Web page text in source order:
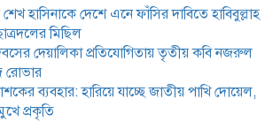
জাতীয় পাখি দোয়েল, নীরব বিপদের মুখে
প্রকৃতি
বাংলা, ইংরেজি ও গণিতে কোনো শিক্ষার্থী যেন
পিছিয়ে না থাকে: শিক্ষকদের দায়িত্বশীল
ভূমিকার নির্দেশ
হাসিনাকে দেশে এনে ফাঁসির দাবিতে হাবিবুল্লাহ
মিছিল
দেয়ালিকা প্রতিযোগিতায় তৃতীয় কবি নজরুল
রোভার
ব্যবহার: হারিয়ে যাচ্ছে জাতীয় পাখি দোয়েল,
প্রকৃতি